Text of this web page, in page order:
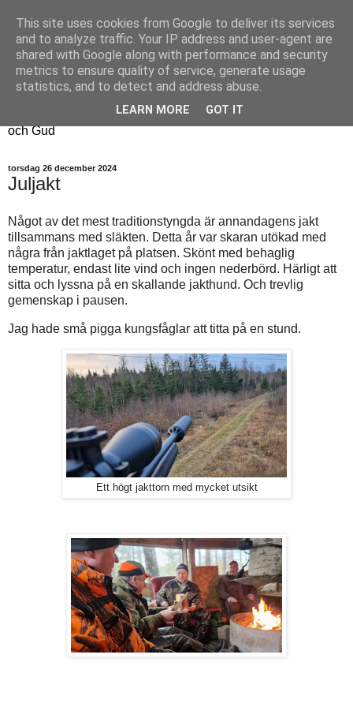
Fyren
Fyren finns för att sprida ljus i mörkret
För att påminna om guldkanterna i tillvaron
Här samsas jakt, hantverk, odling, och andra tankar om livet
och Gud
torsdag 26 december 2024
Juljakt
Något av det mest traditionstyngda är annandagens jakt
tillsammans med släkten. Detta år var skaran utökad med
några från jaktlaget på platsen. Skönt med behaglig
temperatur, endast lite vind och ingen nederbörd. Härligt att
sitta och lyssna på en skallande jakthund. Och trevlig
gemenskap i pausen.
Jag hade små pigga kungsfåglar att titta på en stund.
Ett högt jakttorn med mycket utsikt
This site uses cookies from Google to deliver its services
and to analyze traffic. Your IP address and user-agent are
shared with Google along with performance and security
metrics to ensure quality of service, generate usage
statistics, and to detect and address abuse.
LEARN MORE GOT IT